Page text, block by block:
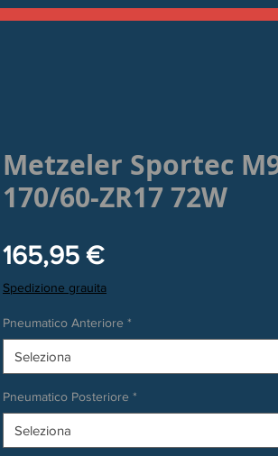
Metzeler Sportec
170/60-ZR17 72W
165,95 €Prezzo
Spedizione grauita
Pneumatico Anteriore *
Seleziona
Pneumatico Posteriore *
Seleziona